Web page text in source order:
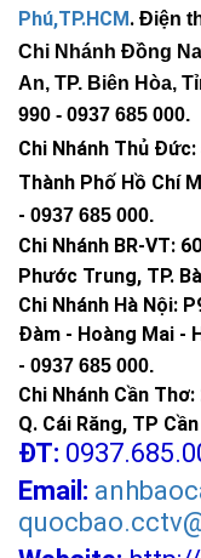
Phú,TP.HCM. Điện
Chi Nhánh Đồng
An, TP. Biên Hòa,
990 - 0937 685 000.
Chi Nhánh Thủ Đức:
Thành Phố Hồ Chí
- 0937 685 000.
Chi Nhánh BR-VT:
Phước Trung, TP.
Chi Nhánh Hà Nội:
Đàm - Hoàng Mai -
- 0937 685 000.
Chi Nhánh Cần
Q. Cái Răng, TP
ĐT:
Email: